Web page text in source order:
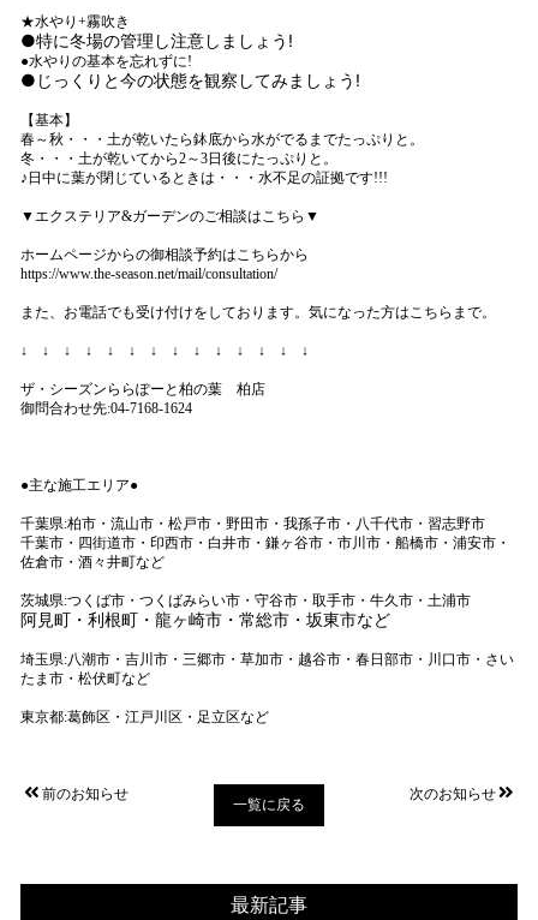
★水やり+霧吹き
●特に冬場の管理し注意しましょう!
●水やりの基本を忘れずに!
●じっくりと今の状態を観察してみましょう!
【基本】
春～秋・・・土が乾いたら鉢底から水がでるまでたっぷりと。
冬・・・土が乾いてから2～3日後にたっぷりと。
♪日中に葉が閉じているときは・・・水不足の証拠です!!!
▼エクステリア&ガーデンのご相談はこちら▼
ホームページからの御相談予約はこちらから
https://www.the-season.net/mail/consultation/
また、お電話でも受け付けをしております。気になった方はこちらまで。
↓ ↓ ↓ ↓ ↓ ↓ ↓ ↓ ↓ ↓ ↓ ↓ ↓ ↓
ザ・シーズンららぽーと柏の葉 柏店
御問合わせ先:04-7168-1624
●主な施工エリア●
千葉県:柏市・流山市・松戸市・野田市・我孫子市・八千代市・習志野市
千葉市・四街道市・印西市・白井市・鎌ヶ谷市・市川市・船橋市・浦安市・
佐倉市・酒々井町など
茨城県:つくば市・つくばみらい市・守谷市・取手市・牛久市・土浦市
阿見町・利根町・龍ヶ崎市・常総市・坂東市など
埼玉県:八潮市・吉川市・三郷市・草加市・越谷市・春日部市・川口市・さい
たま市・松伏町など
東京都:葛飾区・江戸川区・足立区など
前のお知らせ
一覧に戻る
次のお知らせ
最新記事